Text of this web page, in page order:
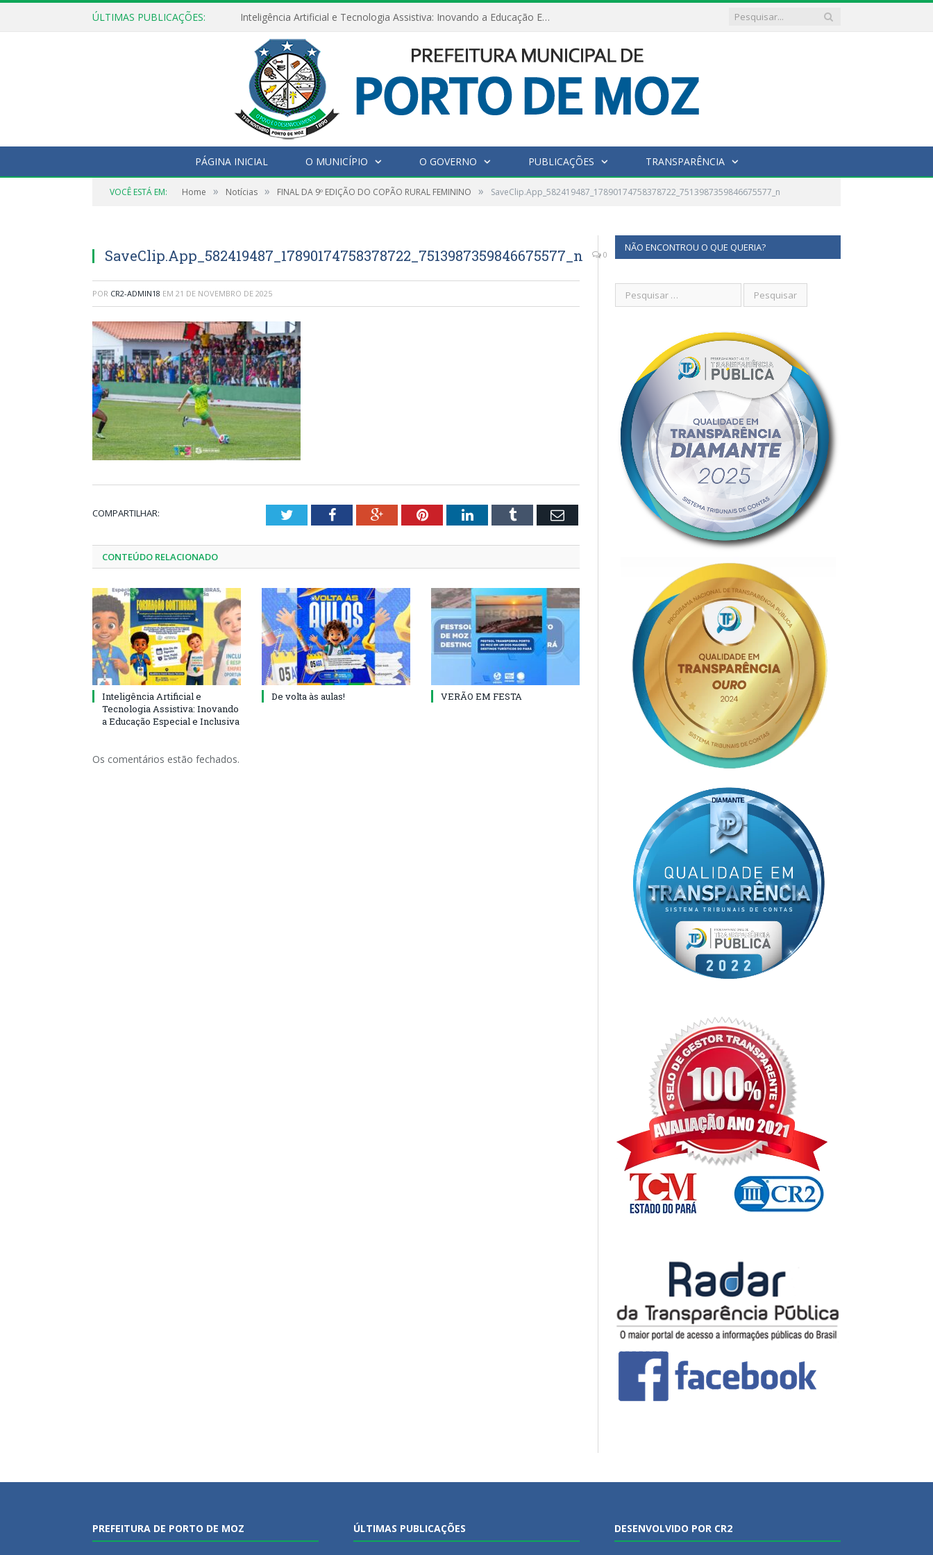
ÚLTIMAS PUBLICAÇÕES: Inteligência Artificial e Tecnologia Assistiva: Inovando a Educação Especial e Inclusiva
PÁGINA INICIAL O MUNICÍPIO O GOVERNO PUBLICAÇÕES TRANSPARÊNCIA
VOCÊ ESTÁ EM: Home » Notícias » FINAL DA 9º EDIÇÃO DO COPÃO RURAL FEMININO » SaveClip.App_582419487_17890174758378722_7513987359846675577_n
SaveClip.App_582419487_17890174758378722_7513987359846675577_n 0
POR CR2-ADMIN18 EM 21 DE NOVEMBRO DE 2025
COMPARTILHAR: TwitterFacebookGoogle+PinterestLinkedInTumblr Email
CONTEÚDO RELACIONADO
Inteligência Artificial e
Tecnologia Assistiva: Inovando
a Educação Especial e Inclusiva
De volta às aulas! VERÃO EM FESTA
Os comentários estão fechados.
NÃO ENCONTROU O QUE QUERIA?
PREFEITURA DE PORTO DE MOZ ÚLTIMAS PUBLICAÇÕES DESENVOLVIDO POR CR2